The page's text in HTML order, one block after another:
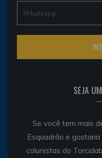
SEJA
Se você tem mais
Esquadrão e
colunistas do